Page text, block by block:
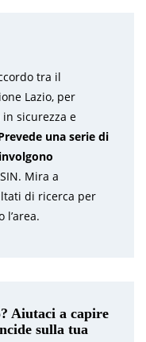
tra il
Lazio, per
sicurezza e
una serie di
Mira a
di ricerca per
Aiutaci a capire
sulla tua